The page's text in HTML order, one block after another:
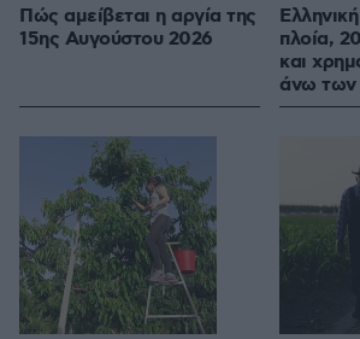
Πώς αμείβεται η αργία της
15ης Αυγούστου 2026
πλοία,
και
άνω των